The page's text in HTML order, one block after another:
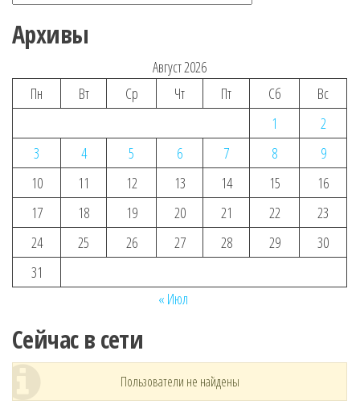
Архивы
Август 2026
Пн
Вт Ср Чт Пт Сб
Вс
1
2
3
4 5 6 7 8
9
10
11 12 13 14 15
16
17
18 19 20 21 22
23
24
25 26 27 28 29
30
31
« Июл
Сейчас в сети
Пользователи не найдены